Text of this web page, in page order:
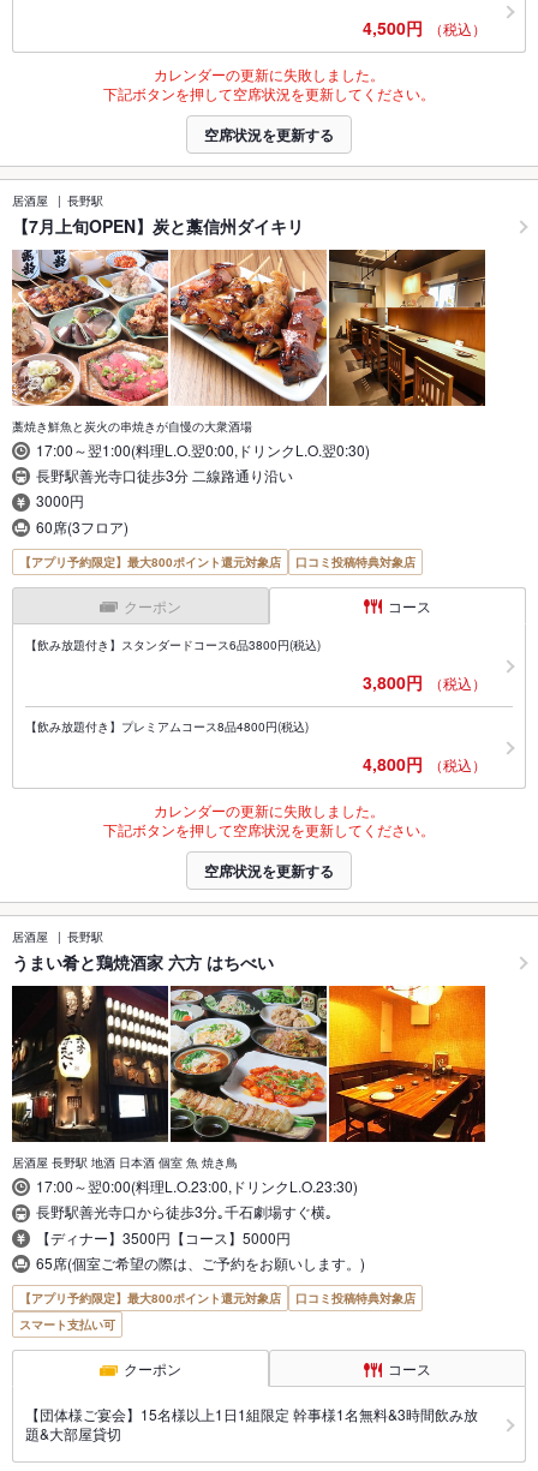
4,500円 （税込）
カレンダーの更新に失敗しました。
下記ボタンを押して空席状況を更新してください。
空席状況を更新する
居酒屋 長野駅
【7月上旬OPEN】炭と藁信州ダイキリ
藁焼き鮮魚と炭火の串焼きが自慢の大衆酒場
17:00～翌1:00(料理L.O.翌0:00,ドリンクL.O.翌0:30)
長野駅善光寺口徒歩3分 二線路通り沿い
3000円
60席(3フロア)
【アプリ予約限定】最大800ポイント還元対象店 口コミ投稿特典対象店
クーポン コース
【飲み放題付き】スタンダードコース6品3800円(税込)
3,800円 （税込）
【飲み放題付き】プレミアムコース8品4800円(税込)
4,800円 （税込）
カレンダーの更新に失敗しました。
下記ボタンを押して空席状況を更新してください。
空席状況を更新する
居酒屋 長野駅
うまい肴と鶏焼酒家 六方 はちべい
居酒屋 長野駅 地酒 日本酒 個室 魚 焼き鳥
17:00～翌0:00(料理L.O.23:00,ドリンクL.O.23:30)
長野駅善光寺口から徒歩3分｡千石劇場すぐ横｡
【ディナー】3500円【コース】5000円
65席(個室ご希望の際は、ご予約をお願いします。)
【アプリ予約限定】最大800ポイント還元対象店
口コミ投稿特典対象店
スマート支払い可
クーポン コース
【団体様ご宴会】15名様以上1日1組限定 幹事様1名無料&3時間飲み放
題&大部屋貸切